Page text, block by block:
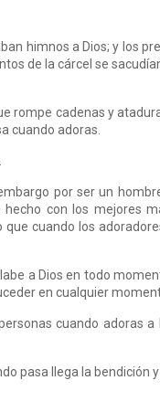
himnos a Dios; y los
de la cárcel se
rompe cadenas y
cuando adoras.
por ser un
con los mejores
cuando los
a Dios en todo
en cualquier
cuando adoras a
pasa llega la bendición y